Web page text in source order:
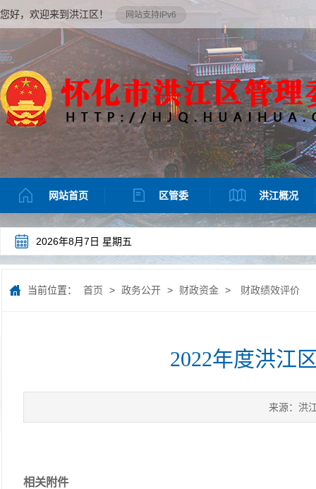
您好，欢迎来到洪江区！ 网站支持IPv6
网站首页 区管委 洪江概况
2026年8月7日 星期五
当前位置： 首页 > 政务公开 > 财政资金 > 财政绩效评价
2022年度洪江
来源：洪
相关附件